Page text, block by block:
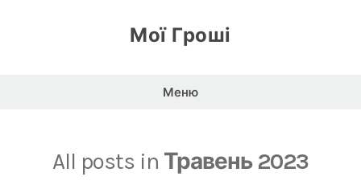
Мої Гроші
Меню
All posts in Травень 2023